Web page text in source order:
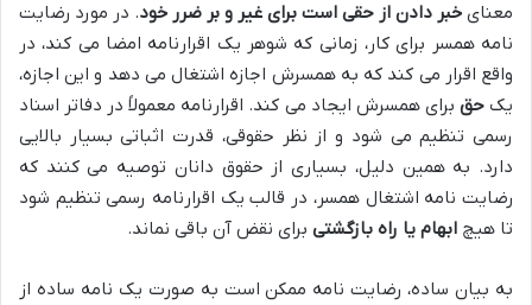
معنای خبر دادن از حقی است برای غیر و بر ضرر خود. در مورد رضایت
نامه همسر برای کار، زمانی که شوهر یک اقرارنامه امضا می کند، در
واقع اقرار می کند که به همسرش اجازه اشتغال می دهد و این اجازه،
یکحق برای همسرش ایجاد می کند. اقرارنامه معمولاً در دفاتر اسناد
رسمی تنظیم می شود و از نظر حقوقی، قدرت اثباتی بسیار بالایی
دارد. به همین دلیل، بسیاری از حقوق دانان توصیه می کنند که
رضایت نامه اشتغال همسر، در قالب یک اقرارنامه رسمی تنظیم شود
تا هیچ ابهام یا راه بازگشتی برای نقض آن باقی نماند.
به بیان ساده، رضایت نامه ممکن است به صورت یک نامه ساده از